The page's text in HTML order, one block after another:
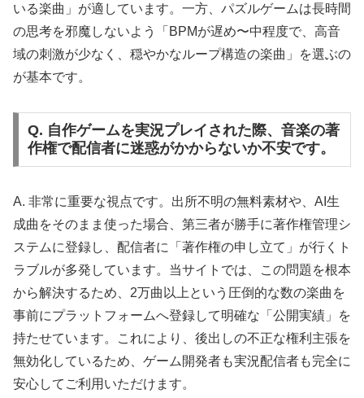
いる楽曲」が適しています。一方、パズルゲームは長時間
の思考を邪魔しないよう「BPMが遅め〜中程度で、高音
域の刺激が少なく、穏やかなループ構造の楽曲」を選ぶの
が基本です。
Q. 自作ゲームを実況プレイされた際、音楽の著
作権で配信者に迷惑がかからないか不安です。
A. 非常に重要な視点です。出所不明の無料素材や、AI生
成曲をそのまま使った場合、第三者が勝手に著作権管理シ
ステムに登録し、配信者に「著作権の申し立て」が行くト
ラブルが多発しています。当サイトでは、この問題を根本
から解決するため、2万曲以上という圧倒的な数の楽曲を
事前にプラットフォームへ登録して明確な「公開実績」を
持たせています。これにより、後出しの不正な権利主張を
無効化しているため、ゲーム開発者も実況配信者も完全に
安心してご利用いただけます。